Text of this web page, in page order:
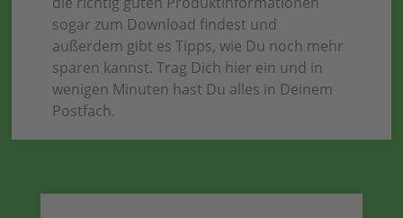
sogar zum Download findest und
außerdem gibt es Tipps, wie Du noch mehr
sparen kannst. Trag Dich hier ein und in
wenigen Minuten hast Du alles in Deinem
Postfach.